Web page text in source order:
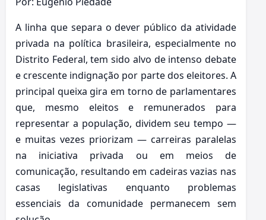
A linha que separa o dever público da atividade
privada na política brasileira, especialmente no
Distrito Federal, tem sido alvo de intenso debate
e crescente indignação por parte dos eleitores. A
principal queixa gira em torno de parlamentares
que, mesmo eleitos e remunerados para
representar a população, dividem seu tempo —
e muitas vezes priorizam — carreiras paralelas
na iniciativa privada ou em meios de
comunicação, resultando em cadeiras vazias nas
casas legislativas enquanto problemas
essenciais da comunidade permanecem sem